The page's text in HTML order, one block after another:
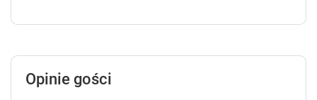
t
c
t
Opinie gości